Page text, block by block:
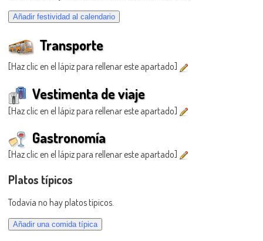
Transporte
[Haz clic en el lápiz para rellenar este apartado]
Vestimenta de viaje
[Haz clic en el lápiz para rellenar este apartado]
Gastronomía
[Haz clic en el lápiz para rellenar este apartado]
Platos típicos
Todavía no hay platos típicos.